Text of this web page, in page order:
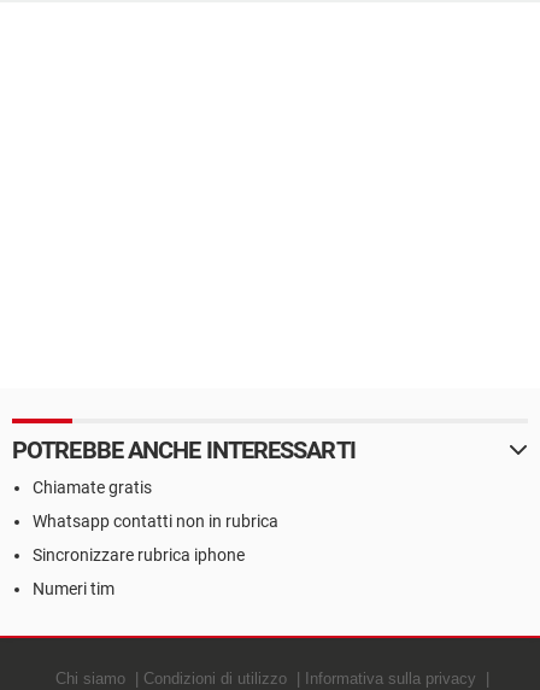
POTREBBE ANCHE INTERESSARTI
Chiamate gratis
Whatsapp contatti non in rubrica
Sincronizzare rubrica iphone
Numeri tim
Chi siamo Condizioni di utilizzo Informativa sulla privacy